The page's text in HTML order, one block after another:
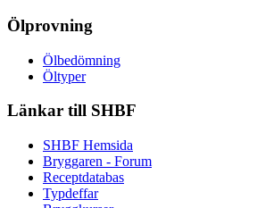
Ölprovning
Ölbedömning
Öltyper
Länkar till SHBF
SHBF Hemsida
Bryggaren - Forum
Receptdatabas
Typdeffar